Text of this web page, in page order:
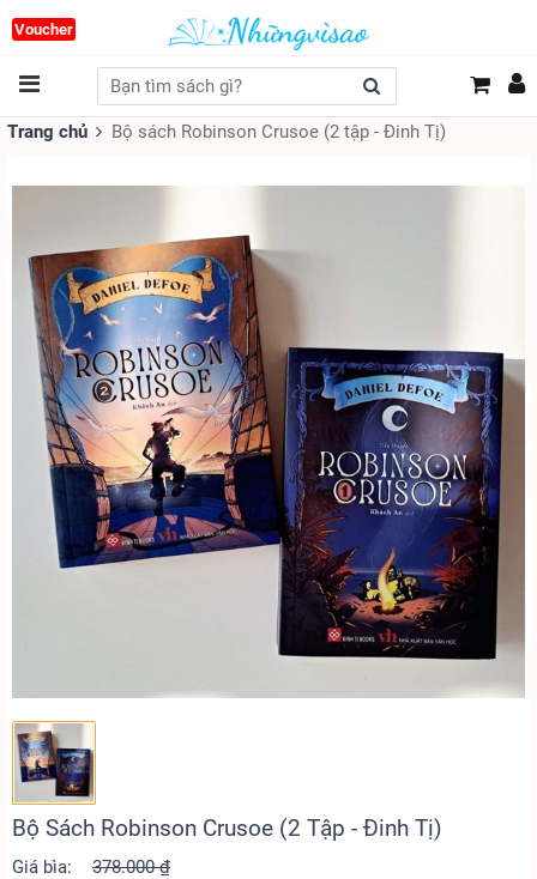
Voucher
Trang chủ Bộ sách Robinson Crusoe (2 tập - Đinh Tị)
Bộ Sách Robinson Crusoe (2 Tập - Đinh Tị)
Giá bìa:
378.000 ₫